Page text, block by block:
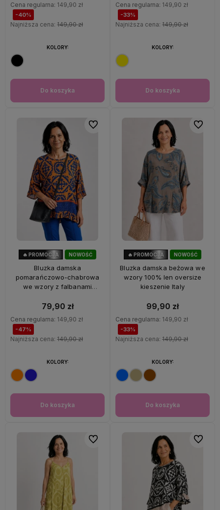
Cena regularna: 149,90 zł
-40%
Najniższa cena: 149,90 zł
Do koszyka
KOLORY:
Cena regularna: 149,90 zł
-33%
Najniższa cena: 149,90 zł
Do koszyka
KOLORY:
NOWOŚĆ
🔥 PROMOCJA
Bluzka damska
pomarańczowo-chabrowa
we wzory z falbanami
79,90 zł
Cena regularna: 149,90 zł
-47%
Najniższa cena: 149,90 zł
Do koszyka
KOLORY:
Do ulubionych
NOWOŚĆ
OKAZJA
🔥 PROMOCJA
Bluzka damska beżowa we
wzory 100% len oversize
kieszenie Italy
99,90 zł
Cena regularna: 149,90 zł
-33%
Najniższa cena: 149,90 zł
Do koszyka
KOLORY:
Do
Do ulubionych Do